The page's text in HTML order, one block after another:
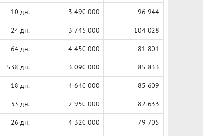
10 дн. 3 490 000 96 944
24 дн. 3 745 000 104 028
64 дн. 4 450 000 81 801
538 дн. 3 090 000 85 833
18 дн. 4 640 000 85 609
33 дн. 2 950 000 82 633
26 дн. 4 320 000 79 705